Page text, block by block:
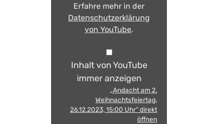
Erfahre mehr in der
Datenschutzerklärung
von YouTube.
Inhalt von YouTube
immer anzeigen
„Andacht am 2.
Weihnachtsfeiertag,
26.12.2023, 15:00 Uhr“ direkt
öffnen